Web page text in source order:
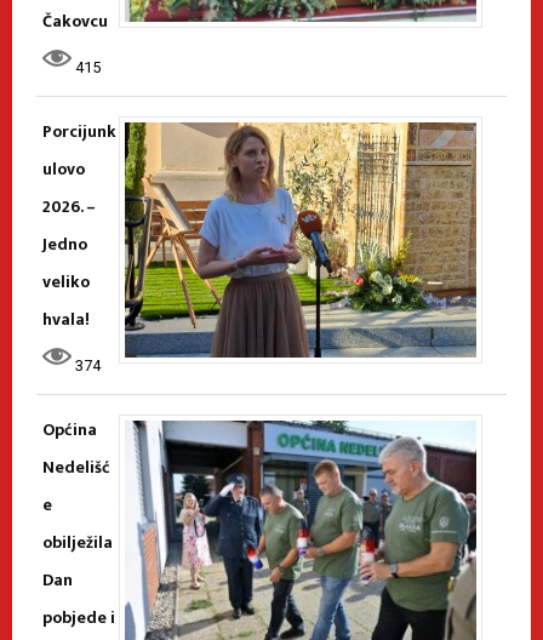
Čakovcu
415
Porcijunk
ulovo
2026. –
Jedno
veliko
hvala!
374
Općina
Nedelišć
e
obilježila
Dan
pobjede i